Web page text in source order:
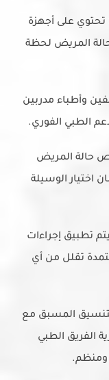
تحتوي على أجهزة
المريض لحظة
وأطباء مدربين
الطبي الفوري.
حالة المريض
اختيار الوسيلة
يتم تطبيق إجراءات
تقلل من أي
المسبق مع
الفريق الطبي
ومنظم.